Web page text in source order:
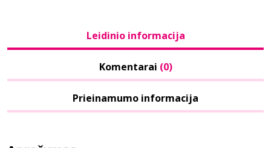
Leidinio informacija
Komentarai (0)
Prieinamumo informacija